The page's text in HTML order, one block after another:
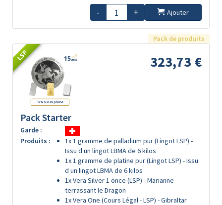
- + Ajouter
Pack de produits
LSP 323,73 €
Pack Starter
Garde :
Produits :
1x 1 gramme de palladium pur (Lingot LSP) -
Issu d un lingot LBMA de 6 kilos
1x 1 gramme de platine pur (Lingot LSP) - Issu
d un lingot LBMA de 6 kilos
1x Vera Silver 1 once (LSP) - Marianne
terrassant le Dragon
1x Vera One (Cours Légal - LSP) - Gibraltar